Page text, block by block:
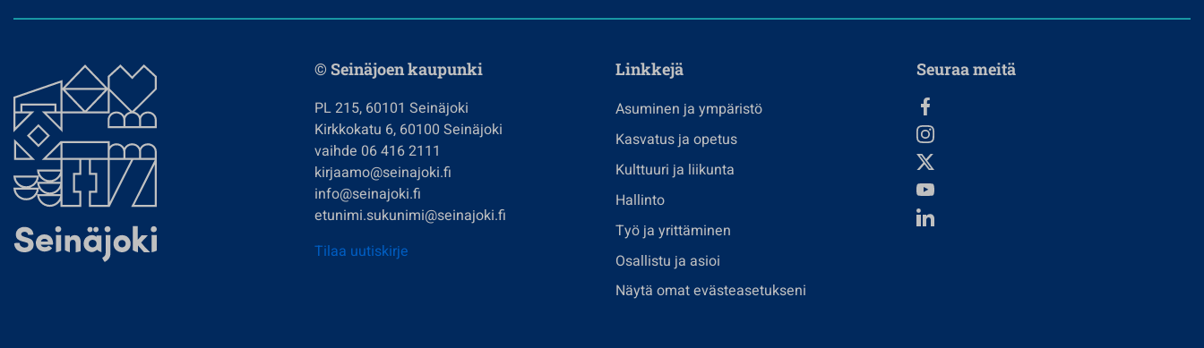
© Seinäjoen kaupunki
PL 215, 60101 Seinäjoki
Kirkkokatu 6, 60100 Seinäjoki
vaihde 06 416 2111
kirjaamo@seinajoki.fi
info@seinajoki.fi
etunimi.sukunimi@seinajoki.fi
Tilaa uutiskirje
Linkkejä
Asuminen ja ympäristö
Kasvatus ja opetus
Kulttuuri ja liikunta
Hallinto
Työ ja yrittäminen
Osallistu ja asioi
Näytä omat evästeasetukseni
Seuraa meitä